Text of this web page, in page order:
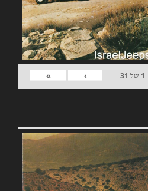
1 של 31
›
»